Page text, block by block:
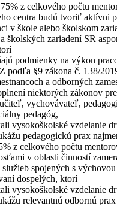
z celkového počtu
centra budú tvoriť aktívni
v škole alebo školskom
školských zariadení SR
podmienky na výkon
podľa §9 zákona č. 138/
a odborných
niektorých zákonov
vychovávateľ,
pedagóg,
vysokoškolské vzdelanie
pedagogickú prax
z celkového počtu
v oblasti činností
služieb spojených s
dospelých, ktorí
vysokoškolské vzdelanie
relevantnú odbornú